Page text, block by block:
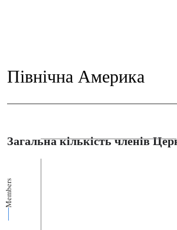
Північна Америка
Загальна кількість членів
Members